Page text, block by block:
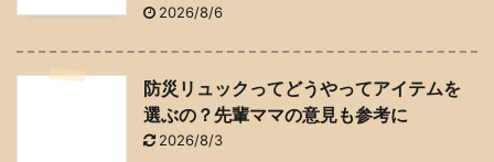
2026/8/6
防災リュックってどうやってアイテムを
選ぶの？先輩ママの意見も参考に
2026/8/3